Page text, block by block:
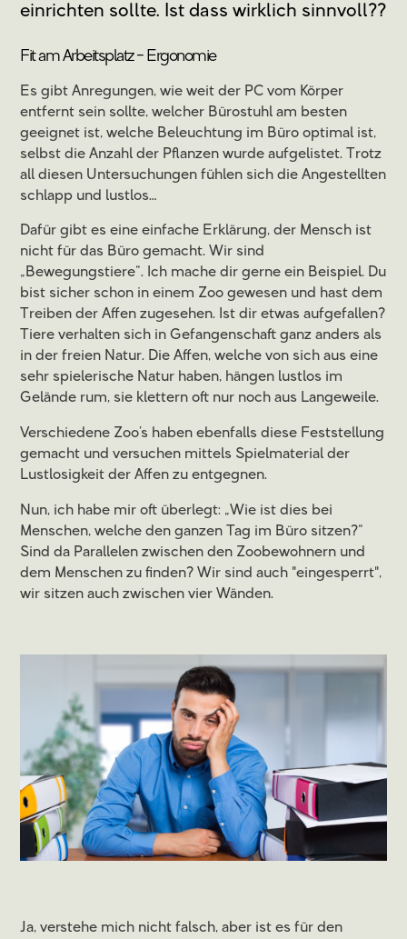
einrichten sollte. Ist dass wirklich sinnvoll??
Fit am Arbeitsplatz - Ergonomie
Es gibt Anregungen, wie weit der PC vom Körper
entfernt sein sollte, welcher Bürostuhl am besten
geeignet ist, welche Beleuchtung im Büro optimal ist,
selbst die Anzahl der Pflanzen wurde aufgelistet. Trotz
all diesen Untersuchungen fühlen sich die Angestellten
schlapp und lustlos…
Dafür gibt es eine einfache Erklärung, der Mensch ist
nicht für das Büro gemacht. Wir sind
„Bewegungstiere“. Ich mache dir gerne ein Beispiel. Du
bist sicher schon in einem Zoo gewesen und hast dem
Treiben der Affen zugesehen. Ist dir etwas aufgefallen?
Tiere verhalten sich in Gefangenschaft ganz anders als
in der freien Natur. Die Affen, welche von sich aus eine
sehr spielerische Natur haben, hängen lustlos im
Gelände rum, sie klettern oft nur noch aus Langeweile.
Verschiedene Zoo’s haben ebenfalls diese Feststellung
gemacht und versuchen mittels Spielmaterial der
Lustlosigkeit der Affen zu entgegnen.
Nun, ich habe mir oft überlegt: „Wie ist dies bei
Menschen, welche den ganzen Tag im Büro sitzen?“
Sind da Parallelen zwischen den Zoobewohnern und
dem Menschen zu finden? Wir sind auch "eingesperrt",
wir sitzen auch zwischen vier Wänden.
Ja, verstehe mich nicht falsch, aber ist es für den